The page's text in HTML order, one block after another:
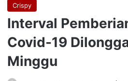
Crispy
Interval
Covid-19
Minggu